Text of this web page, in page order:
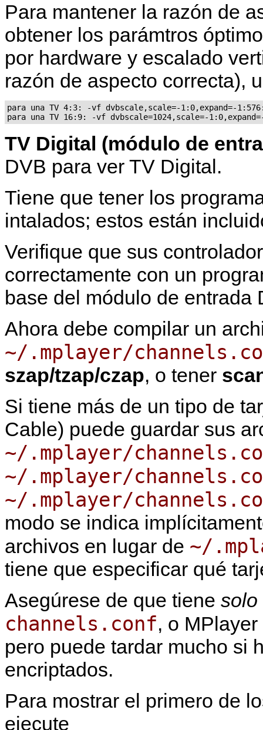
Para mantener la razón de
obtener los parámtros
por hardware y escalado
razón de aspecto correcta),
para una TV 4:3: -vf dvbscale,scale=-1:0,expand=-
TV Digital (módulo de
DVB para ver TV Digital.
Tiene que tener los
intalados; estos están
Verifique que sus
correctamente con un
base del módulo de entrada
Ahora debe compilar un
~/.mplayer/
szap/tzap/czap, o tener
Si tiene más de un tipo de
Cable) puede guardar sus
~/.mplayer/
~/.mplayer/
~/.mplayer/
modo se indica
archivos en lugar de ~/
tiene que especificar qué
Asegúrese de que tiene solo
channels.conf, o MPlayer
pero puede tardar mucho si
encriptados.
Para mostrar el primero de
ejecute